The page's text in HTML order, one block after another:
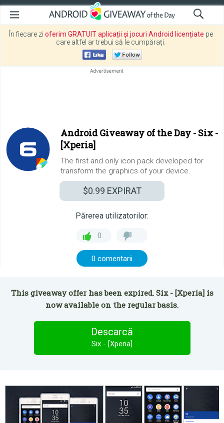
În fiecare zi oferim GRATUIT aplicații și jocuri Android licențiate pe
care altfel ar trebui să le cumpărați.
Android Giveaway of the Day - Six -
[Xperia]
The first and only icon pack developed for
transform the graphics of your device.
$0.99 EXPIRAT
Părerea utilizatorilor:
0
0 comentarii
This giveaway offer has been expired. Six - [Xperia] is
now available on the regular basis.
Descarcă
Six - [Xperia]